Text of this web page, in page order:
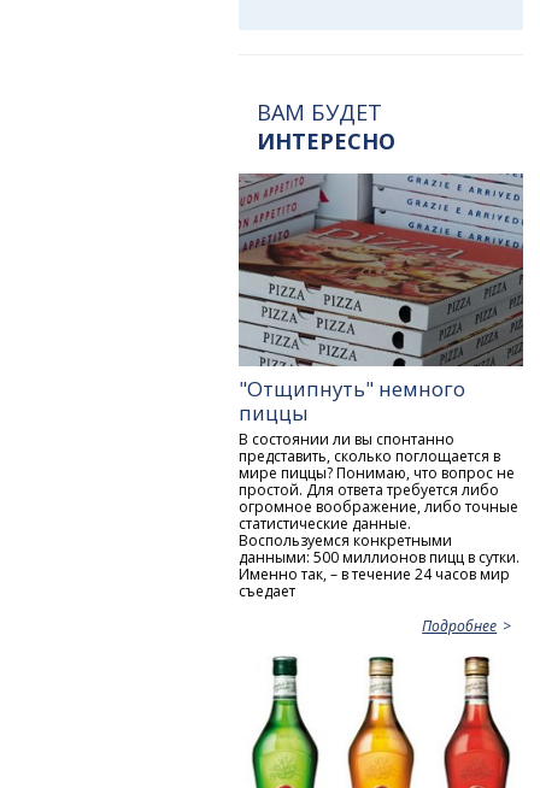
ВАМ БУДЕТ
ИНТЕРЕСНО
"Отщипнуть" немного
пиццы
В состоянии ли вы спонтанно
представить, сколько поглощается в
мире пиццы? Понимаю, что вопрос не
простой. Для ответа требуется либо
огромное воображение, либо точные
статистические данные.
Воспользуемся конкретными
данными: 500 миллионов пицц в сутки.
Именно так, – в течение 24 часов мир
съедает
Подробнее